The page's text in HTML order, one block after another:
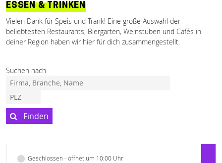
ESSEN & TRINKEN
Vielen Dank für Speis und Trank! Eine große Auswahl der
beliebtesten Restaurants, Biergärten, Weinstuben und Cafés in
deiner Region haben wir hier für dich zusammengestellt.
Suchen nach
Finden
Geschlossen - öffnet um 10:00 Uhr